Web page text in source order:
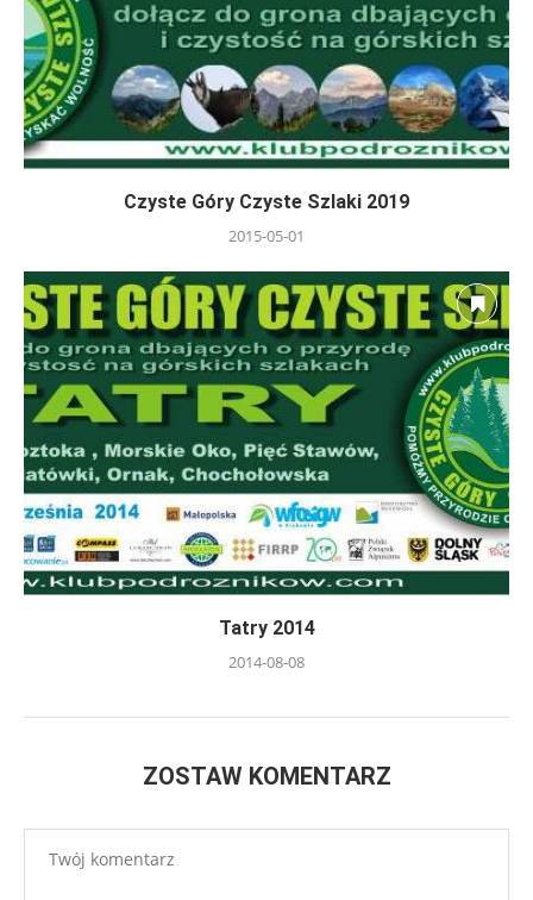
Czyste Góry Czyste Szlaki 2019
2015-05-01
Tatry 2014
2014-08-08
ZOSTAW KOMENTARZ